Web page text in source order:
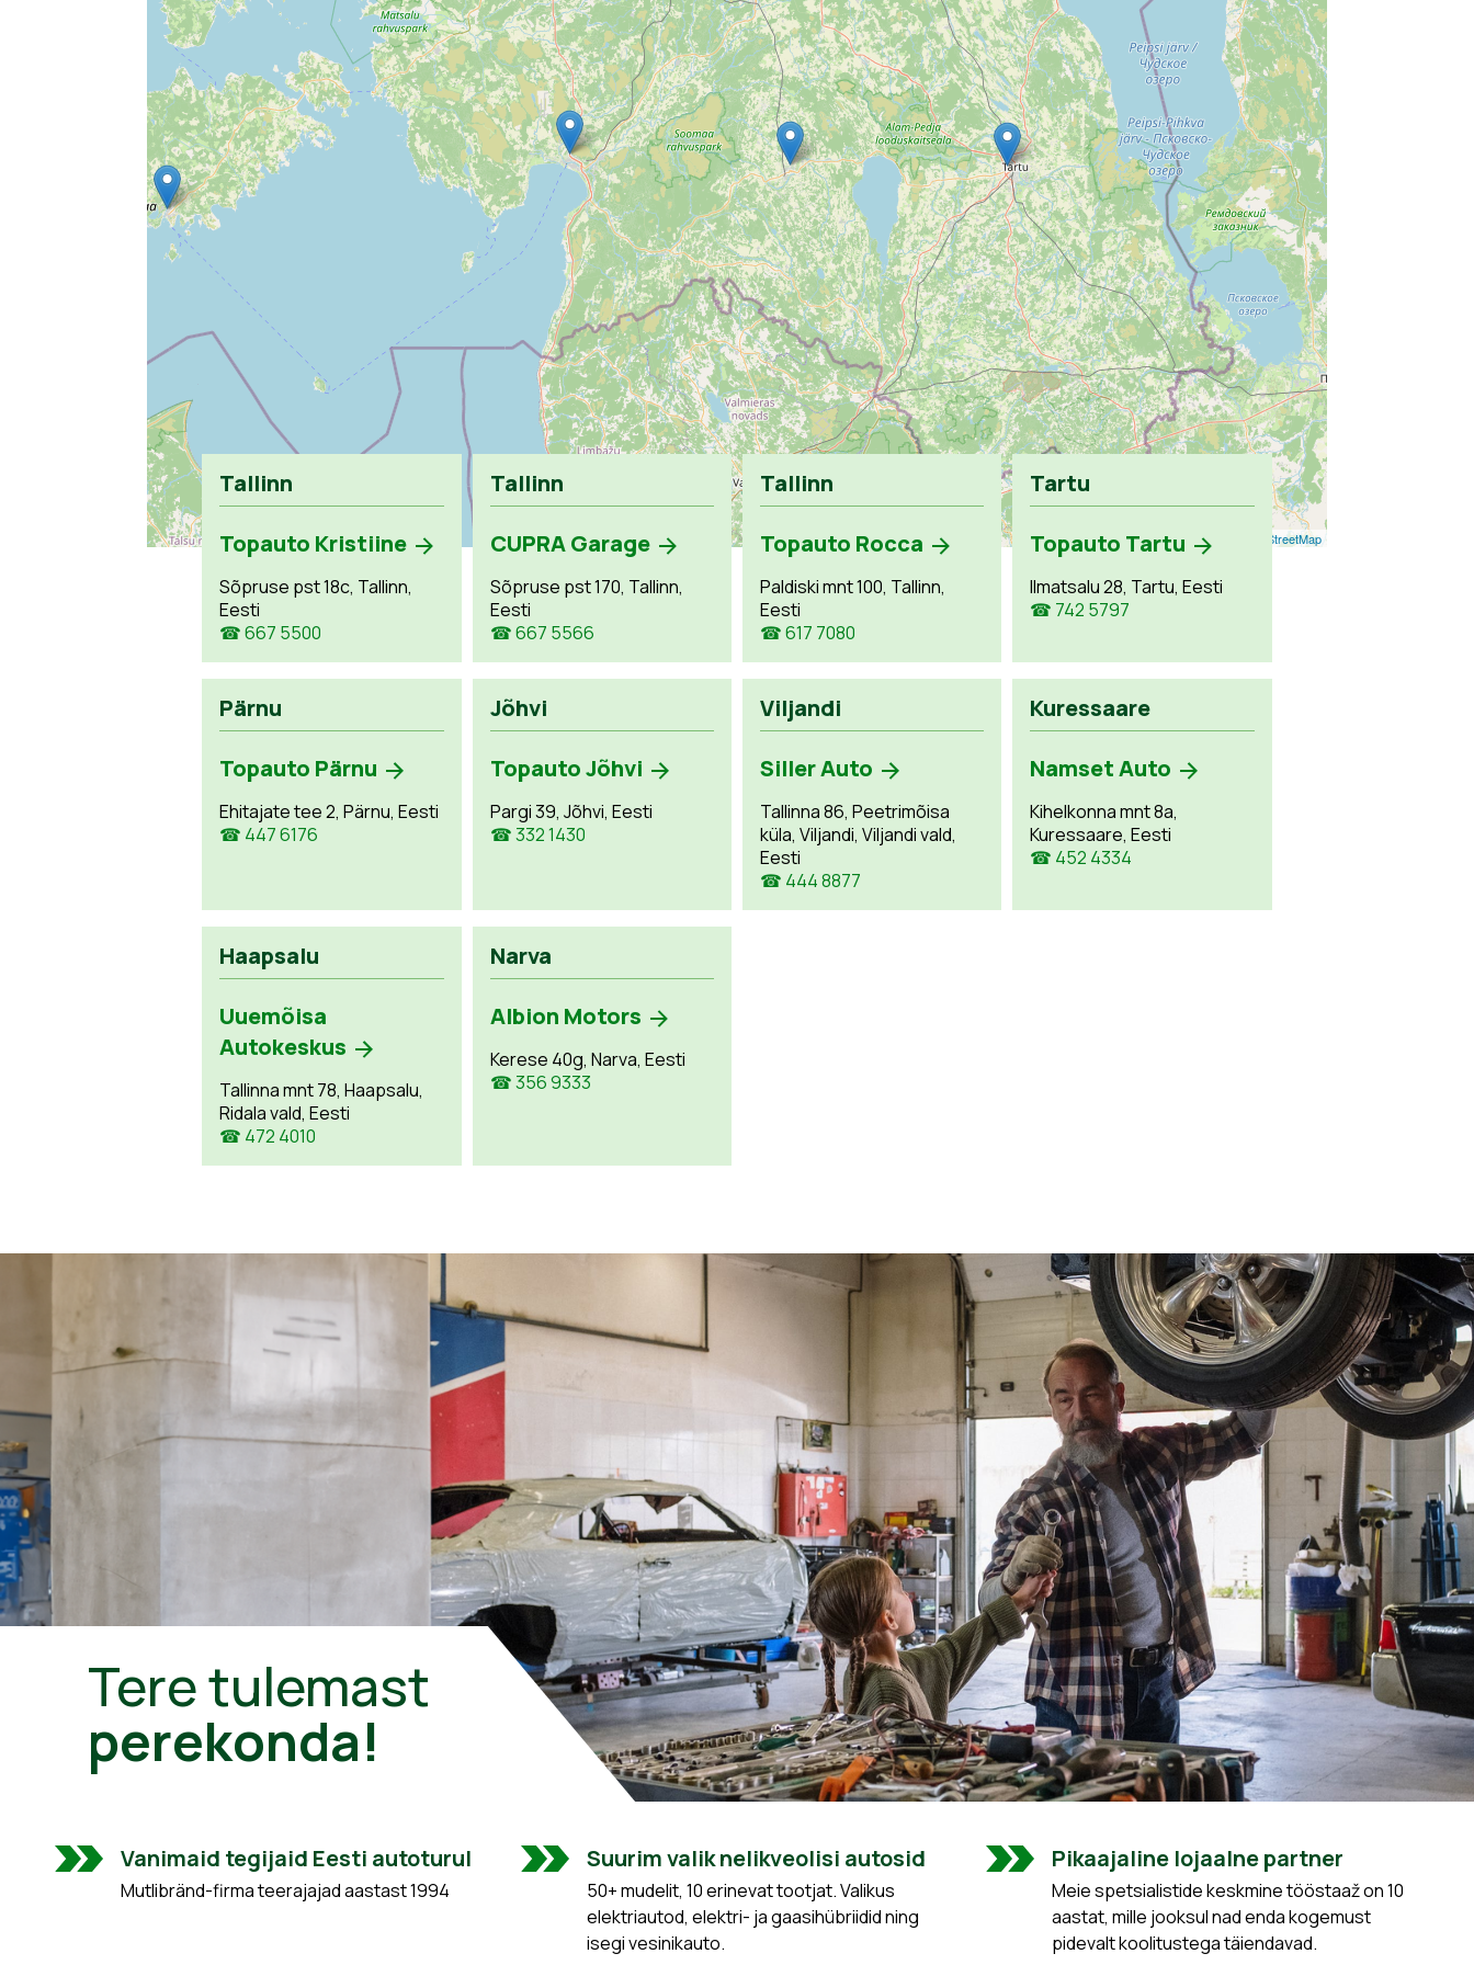
Leaflet OpenStreetMap
Tallinn
Topauto Kristiine
Sõpruse pst 18c, Tallinn,
Eesti
☎ 667 5500
Tallinn
CUPRA Garage
Sõpruse pst 170, Tallinn,
Eesti
☎ 667 5566
Tallinn
Topauto Rocca
Paldiski mnt 100, Tallinn,
Eesti
☎ 617 7080
Tartu
Topauto Tartu
Ilmatsalu 28, Tartu, Eesti
☎ 742 5797
Pärnu
Topauto Pärnu
Ehitajate tee 2, Pärnu, Eesti
☎ 447 6176
Jõhvi
Topauto Jõhvi
Pargi 39, Jõhvi, Eesti
☎ 332 1430
Viljandi
Siller Auto
Tallinna 86, Peetrimõisa
küla, Viljandi, Viljandi vald,
Eesti
☎ 444 8877
Kuressaare
Namset Auto
Kihelkonna mnt 8a,
Kuressaare, Eesti
☎ 452 4334
Haapsalu
Uuemõisa
Autokeskus
Tallinna mnt 78, Haapsalu,
Ridala vald, Eesti
☎ 472 4010
Narva
Albion Motors
Kerese 40g, Narva, Eesti
☎ 356 9333
Tere tulemast
perekonda!
Vanimaid tegijaid Eesti autoturul
Mutlibränd-firma teerajajad aastast 1994
Suurim valik nelikveolisi autosid
50+ mudelit, 10 erinevat tootjat. Valikus
elektriautod, elektri- ja gaasihübriidid ning
isegi vesinikauto.
Pikaajaline lojaalne partner
Meie spetsialistide keskmine tööstaaž on 10
aastat, mille jooksul nad enda kogemust
pidevalt koolitustega täiendavad.